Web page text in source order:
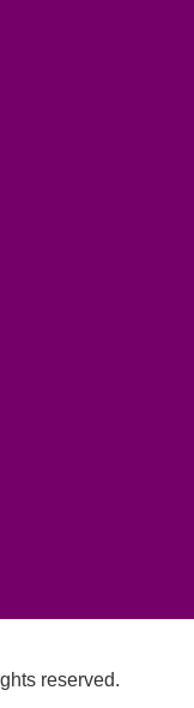
reserved.